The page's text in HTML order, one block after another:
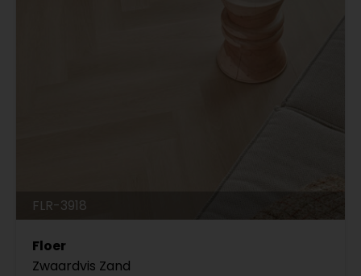
FLR-3918
Floer
Zwaardvis Zand